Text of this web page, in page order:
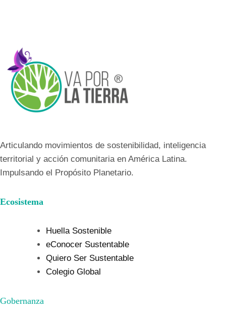
Articulando movimientos de sostenibilidad, inteligencia
territorial y acción comunitaria en América Latina.
Impulsando el Propósito Planetario.
Ecosistema
Huella Sostenible
eConocer Sustentable
Quiero Ser Sustentable
Colegio Global
Gobernanza